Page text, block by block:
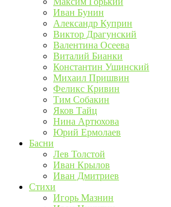
Иван Бунин
Александр Куприн
Виктор Драгунский
Валентина Осеева
Виталий Бианки
Константин Ушинский
Михаил Пришвин
Феликс Кривин
Тим Собакин
Яков Тайц
Нина Артюхова
Юрий Ермолаев
Басни
Лев Толстой
Иван Крылов
Иван Дмитриев
Стихи
Игорь Мазнин